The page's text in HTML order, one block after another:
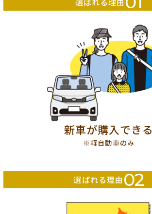
新車が購入できる
※軽自動車のみ
選ばれる理由 02